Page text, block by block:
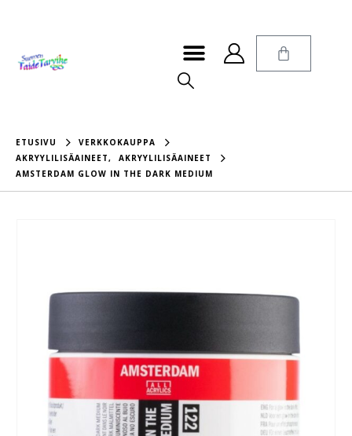
ETUSIVU
VERKKOKAUPPA
AKRYYLILISÄAINEET,
AKRYYLILISÄAINEET
AMSTERDAM GLOW IN THE DARK MEDIUM